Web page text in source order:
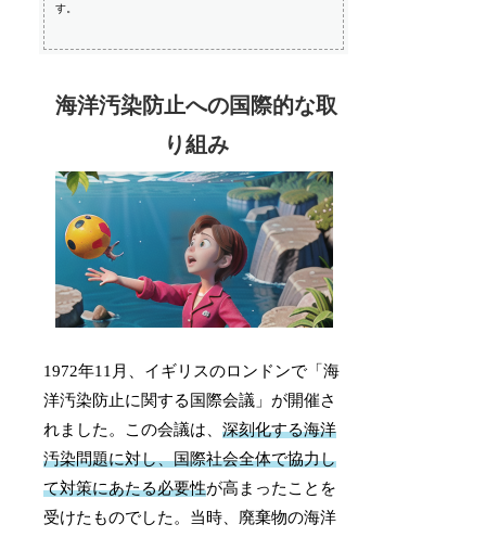
す。
海洋汚染防止への国際的な取
り組み
1972年11月、イギリスのロンドンで「海
洋汚染防止に関する国際会議」が開催さ
れました。この会議は、深刻化する海洋
汚染問題に対し、国際社会全体で協力し
て対策にあたる必要性が高まったことを
受けたものでした。当時、廃棄物の海洋